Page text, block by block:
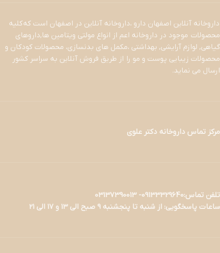
داروخانه آنلاین اصفهان دارو ،داروخانه آنلاین در اصفهان است که کلیه
محصولات موجود در داروخانه اعم از انواع مولتی ویتامین ها,داروهای
گیاهی, لوازم آرایشی, بهداشتی ،مکمل های بدنسازی، محصولات کودکان و
محصولات زیبایی پوست و مو را از طریق فروش آنلاین به سراسر کشور
ارسال می نماید.
مرکز تماس داروخانه دکتر علوی
تلفن تماس:09133329640- 03137390013
ساعات پاسخگویی: از شنبه تا پنجشنبه 9 صبح الی 13 و 17 الی 21